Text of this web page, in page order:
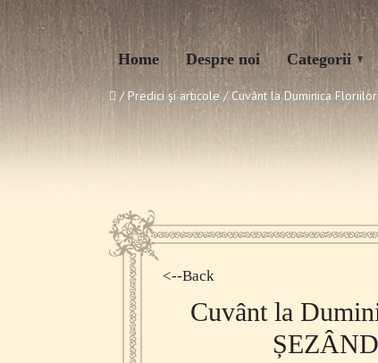
Home Despre noi Categorii
/ Predici şi articole /Cuvânt la Duminica
<--Back
Cuvânt la